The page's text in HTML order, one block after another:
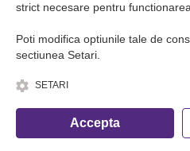
Fa o rezervare telefonica
© Copyright 2026
strict necesare pentru
Poti modifica optiunile tale de
sectiunea Setari.
SETARI
Accepta